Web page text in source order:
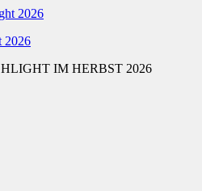
2026
IM HERBST 2026